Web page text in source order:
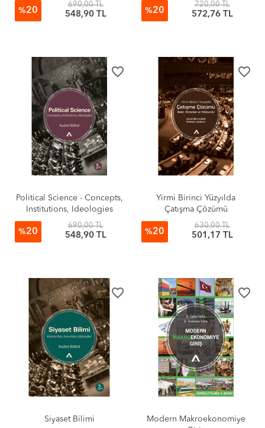
%20
690,00 TL
548,90 TL %20
720,00 TL
572,76 TL
favorite_border
Political Science - Concepts,
Institutions, Ideologies
%20
690,00 TL
548,90 TL
favorite_border
Yirmi Birinci Yüzyılda
Çatışma Çözümü
%20
630,00 TL
501,17 TL
favorite_border
Siyaset Bilimi
favorite_border
Modern Makroekonomiye